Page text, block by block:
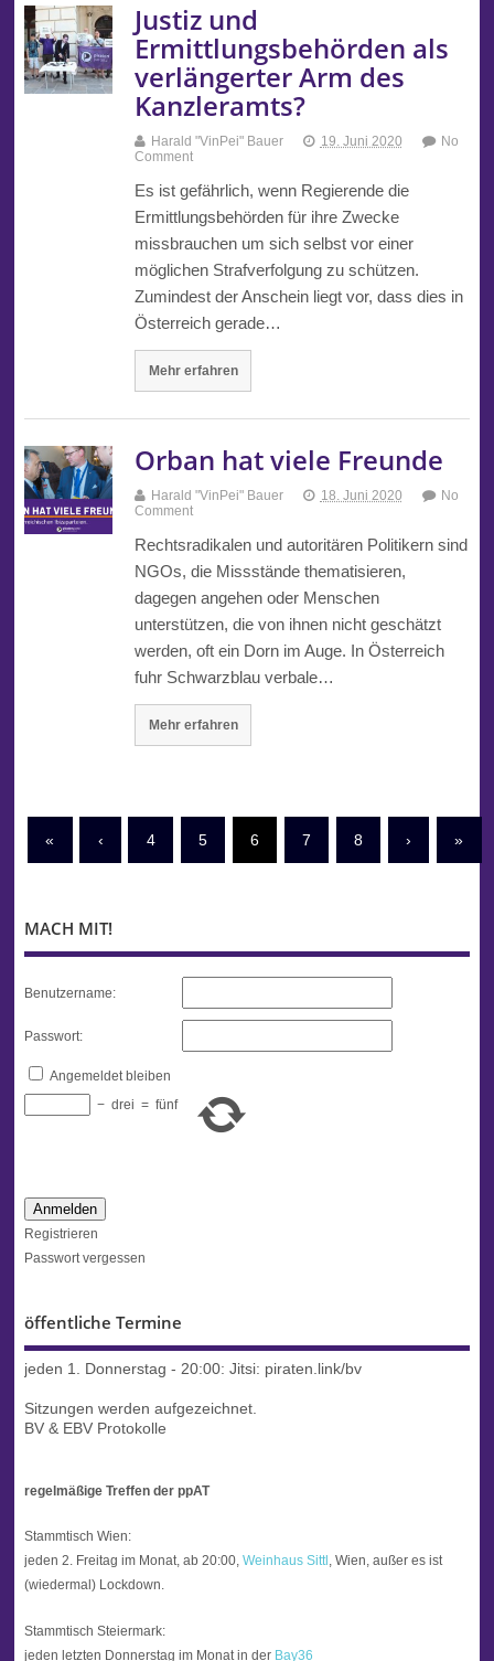
Justiz und
Ermittlungsbehörden als
verlängerter Arm des
Kanzleramts?
Harald "VinPei" Bauer 19. Juni 2020
No
Comment
Es ist gefährlich, wenn Regierende die
Ermittlungsbehörden für ihre Zwecke
missbrauchen um sich selbst vor einer
möglichen Strafverfolgung zu schützen.
Zumindest der Anschein liegt vor, dass dies in
Österreich gerade…
Mehr erfahren
Orban hat viele Freunde
Harald "VinPei" Bauer 18. Juni 2020
No
Comment
Rechtsradikalen und autoritären Politikern sind
NGOs, die Missstände thematisieren,
dagegen angehen oder Menschen
unterstützen, die von ihnen nicht geschätzt
werden, oft ein Dorn im Auge. In Österreich
fuhr Schwarzblau verbale…
Mehr erfahren
« ‹ 4 5 6 7 8 › »
MACH MIT!
Benutzername:
Passwort:
Angemeldet bleiben
− drei = fünf
Anmelden
Registrieren
Passwort vergessen
öffentliche Termine
jeden 1. Donnerstag - 20:00: Jitsi: piraten.link/bv
Sitzungen werden aufgezeichnet.
BV & EBV Protokolle
regelmäßige Treffen der ppAT
Stammtisch Wien:
jeden 2. Freitag im Monat, ab 20:00, Weinhaus Sittl , Wien, außer es ist
(wiedermal) Lockdown.
Stammtisch Steiermark:
jeden letzten Donnerstag im Monat in der Bay36